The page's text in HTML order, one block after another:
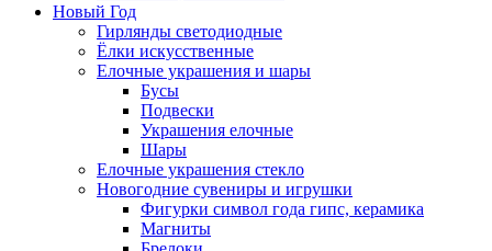
Новый Год
Гирлянды светодиодные
Ёлки искусственные
Елочные украшения и шары
Бусы
Подвески
Украшения елочные
Шары
Елочные украшения стекло
Новогодние сувениры и игрушки
Фигурки символ года гипс, керамика
Магниты